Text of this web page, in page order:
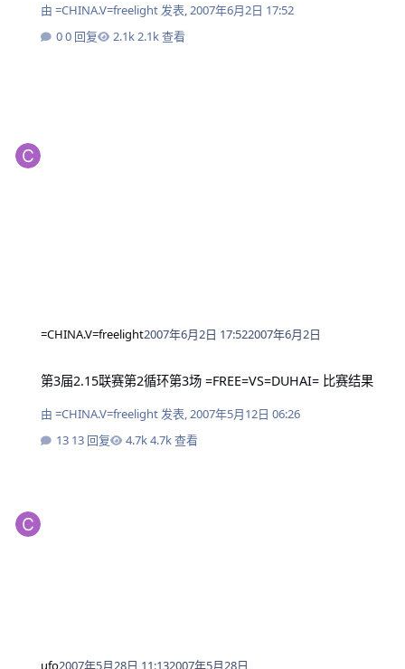
由 =CHINA.V=freelight发表,2007年6月2日 17:52
0 回复
2.1k 查看
=CHINA.V=freelight2007年6月2日 17:522007年6月2日
第3届2.15联赛第2循环第3场 =FREE=VS=DUHAI= 比赛结果
由 =CHINA.V=freelight发表,2007年5月12日 06:26
13 回复
4.7k 查看
ufo2007年5月28日 11:132007年5月28日